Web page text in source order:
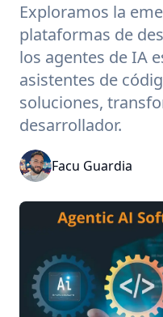
Exploramos la
plataformas de
los agentes de IA
asistentes de
soluciones,
desarrollador.
Facu Guardia